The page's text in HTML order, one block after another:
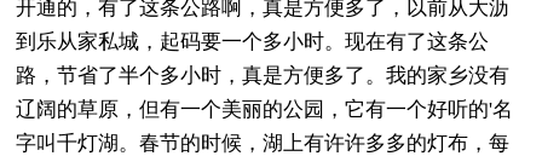
开通的，有了这条公路啊，真是方便多了，以前从大沥
到乐从家私城，起码要一个多小时。现在有了这条公
路，节省了半个多小时，真是方便多了。我的家乡没有
辽阔的草原，但有一个美丽的公园，它有一个好听的'名
字叫千灯湖。春节的时候，湖上有许许多多的灯布，每